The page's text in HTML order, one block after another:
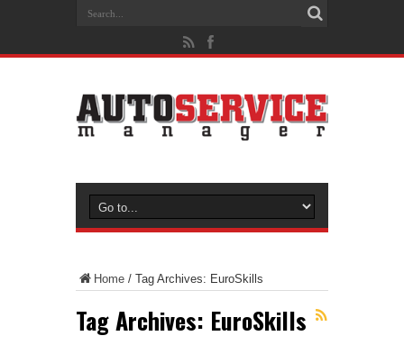
Home / Tag Archives: EuroSkills
Tag Archives: EuroSkills